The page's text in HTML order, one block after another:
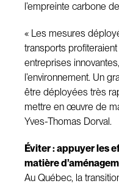
l’empreinte carbone
« Les mesures
transports
entreprises
l’environnement. Un
être déployées très
mettre en œuvre de
Yves-Thomas Dorval.
Éviter : appuyer les
matière
Au Québec, la